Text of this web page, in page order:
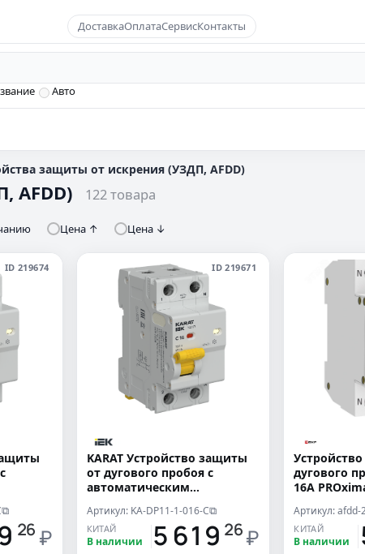
ДоставкаОплатаСервисКонтакты
Авто
защиты от искрения (УЗДП, AFDD)
AFDD) 122 товара
Цена ↑ Цена ↓
ID 219674
⧉
26 ₽
ID 219671
KARAT Устройство защиты
от дугового пробоя c
автоматическим
IEK
Артикул: KA-DP11-1-016-C⧉
КИТАЙ
В наличии15 619 26₽
дугового
16А
Артикул: afdd-
КИТАЙ
В наличии